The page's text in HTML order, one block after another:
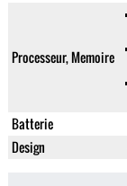
Processeur, Memoire
Batterie
Design